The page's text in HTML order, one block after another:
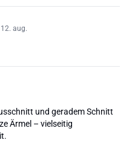
aug.
und geradem Schnitt
Ärmel – vielseitig